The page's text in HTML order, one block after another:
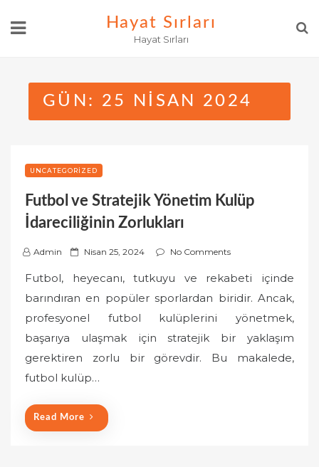
Hayat Sırları
Hayat Sırları
GÜN: 25 NISAN 2024
UNCATEGORIZED
Futbol ve Stratejik Yönetim Kulüp
İdareciliğinin Zorlukları
Admin
P
s
t
e
d
o
Nisan 25, 2024 No Comments
Futbol, heyecanı, tutkuyu ve rekabeti içinde
barındıran en popüler sporlardan biridir. Ancak,
profesyonel futbol kulüplerini yönetmek,
başarıya ulaşmak için stratejik bir yaklaşım
gerektiren zorlu bir görevdir. Bu makalede,
futbol kulüp…
Read More